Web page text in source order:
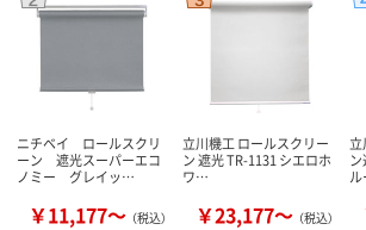
ニチベイ ロールスクリ
ーン 遮光スーパーエコ
ノミー グレイッ…
￥11,177～ （税込）
立川機工 ロールスクリー
ン 遮光 TR-1131 シエロホ
ワ…
￥23,177～ （税込）